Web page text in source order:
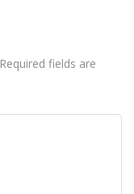
Required fields are